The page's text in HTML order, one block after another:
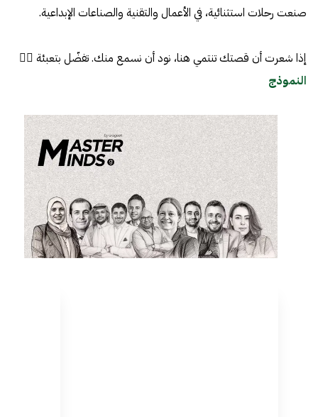
صنعت رحلات استثنائية، في الأعمال والتقنية والصناعات الإبداعية.
إذا شعرت أن قصتك تنتمي هنا، نود أن نسمع منك. تفضّل بتعبئة 👈🏼
النموذج